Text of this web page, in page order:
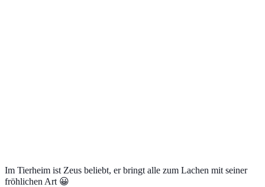
Im Tierheim ist Zeus beliebt, er bringt alle zum Lachen mit seiner
fröhlichen Art 😀